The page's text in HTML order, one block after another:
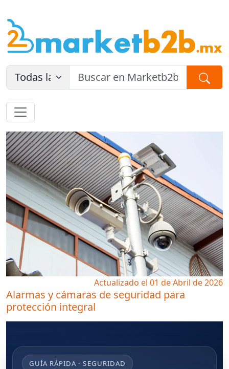
Actualizado el 01 de Abril de 2026
Alarmas y cámaras de seguridad para
protección integral
GUÍA RÁPIDA · SEGURIDAD